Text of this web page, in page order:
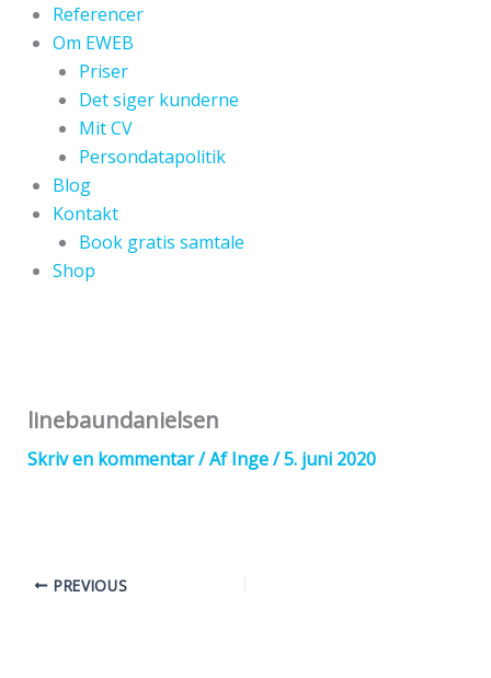
Referencer
Om EWEB
Priser
Det siger kunderne
Mit CV
Persondatapolitik
Blog
Kontakt
Book gratis samtale
Shop
linebaundanielsen
Skriv en kommentar/ AfInge/5. juni 2020
PREVIOUS